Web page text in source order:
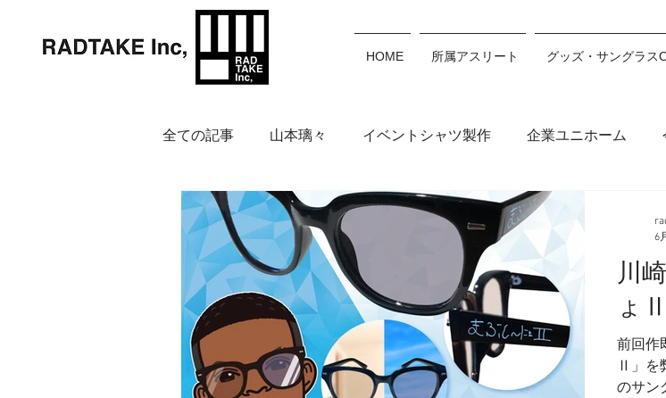
HOME 所属アスリート グッズ・サングラス
全ての記事 山本璃々 イベントシャツ製作 企業ユニホーム
岩渕麗楽 野中美波 鈴木穂波 浅沼妃莉
アイウェア インフォメーション 川瀬心那 佐
福田カポノ瑳介 大橋空奈
川
ょ
前回作
Ⅱ」を
のサン
6